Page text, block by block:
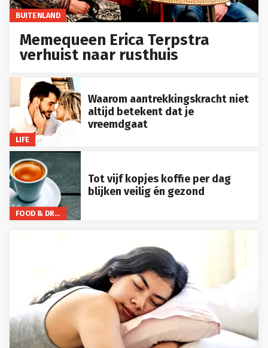
BUITENLAND
Memequeen Erica Terpstra
verhuist naar rusthuis
LIFE
Waarom aantrekkingskracht niet
altijd betekent dat je
vreemdgaat
FOOD & DRINKS
Tot vijf kopjes koffie per dag
blijken veilig én gezond